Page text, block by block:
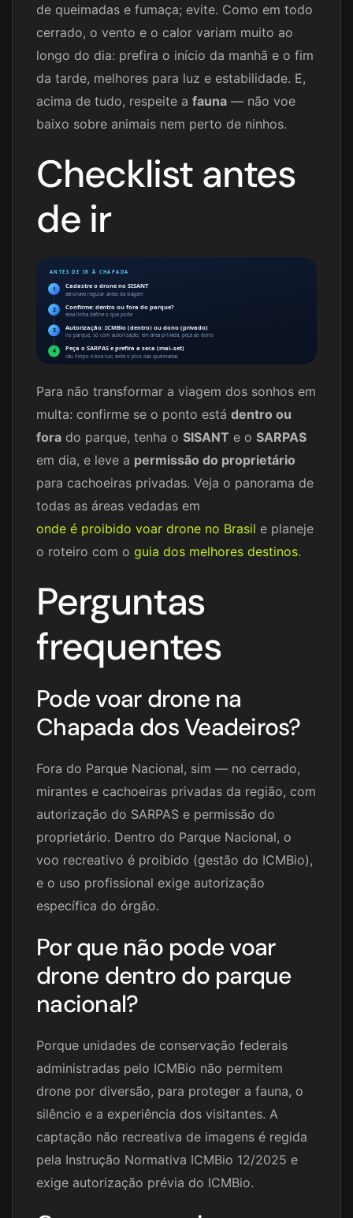
de queimadas e fumaça; evite. Como em todo
cerrado, o vento e o calor variam muito ao
longo do dia: prefira o início da manhã e o fim
da tarde, melhores para luz e estabilidade. E,
acima de tudo, respeite a fauna — não voe
baixo sobre animais nem perto de ninhos.
Checklist antes
de ir
ANTES DE IR À CHAPADA
1 Cadastre o drone no SISANT
aeronave regular antes da viagem
2 Confirme: dentro ou fora do parque?
essa linha define o que pode
3 Autorização: ICMBio (dentro) ou dono (privado)
no parque, só com autorização; em área privada, peça ao dono
4 Peça o SARPAS e prefira a seca (mai–set)
céu limpo e boa luz; evite o pico das queimadas
Para não transformar a viagem dos sonhos em
multa: confirme se o ponto está dentro ou
fora do parque, tenha o SISANT e o SARPAS
em dia, e leve a permissão do proprietário
para cachoeiras privadas. Veja o panorama de
todas as áreas vedadas em
onde é proibido voar drone no Brasil e planeje
o roteiro com o guia dos melhores destinos.
Perguntas
frequentes
Pode voar drone na
Chapada dos Veadeiros?
Fora do Parque Nacional, sim — no cerrado,
mirantes e cachoeiras privadas da região, com
autorização do SARPAS e permissão do
proprietário. Dentro do Parque Nacional, o
voo recreativo é proibido (gestão do ICMBio),
e o uso profissional exige autorização
específica do órgão.
Por que não pode voar
drone dentro do parque
nacional?
Porque unidades de conservação federais
administradas pelo ICMBio não permitem
drone por diversão, para proteger a fauna, o
silêncio e a experiência dos visitantes. A
captação não recreativa de imagens é regida
pela Instrução Normativa ICMBio 12/2025 e
exige autorização prévia do ICMBio.